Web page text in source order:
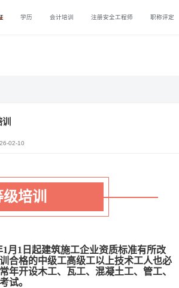
学历 会计培训 注册安全工程师 职称评定
02-10
培训
月1日起建筑施工企业资质标准有所改
合格的中级工高级工以上技术工人也必
年开设木工、瓦工、混凝土工、管工、
试。